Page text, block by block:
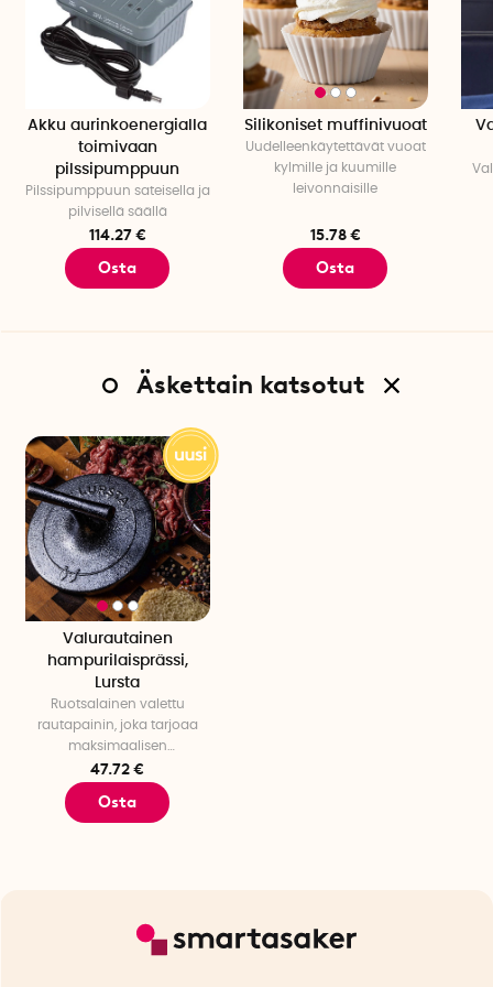
Akku aurinkoenergialla
toimivaan
pilssipumppuun
Pilssipumppuun sateisella ja
pilvisellä säällä
114.27 €
Osta
Silikoniset muffinivuoat
Uudelleenkäytettävät vuoat
kylmille ja kuumille
leivonnaisille
15.78 €
Osta
Äskettain katsotut
Valurautainen
hampurilaisprässi,
Lursta
Ruotsalainen valettu
rautapainin, joka tarjoaa
maksimaalisen
paistoalueen
47.72 €
Osta